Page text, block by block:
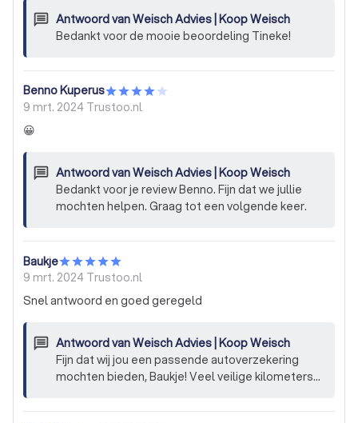
Antwoord vanWeisch Advies | Koop Weisch
Bedankt voor de mooie beoordeling Tineke!
Benno Kuperus
9 mrt. 2024 Trustoo.nl
😀
Antwoord vanWeisch Advies | Koop Weisch
Bedankt voor je review Benno. Fijn dat we jullie
mochten helpen. Graag tot een volgende keer.
Baukje
9 mrt. 2024 Trustoo.nl
Snel antwoord en goed geregeld
Antwoord vanWeisch Advies | Koop Weisch
Fijn dat wij jou een passende autoverzekering
mochten bieden, Baukje! Veel veilige kilometers